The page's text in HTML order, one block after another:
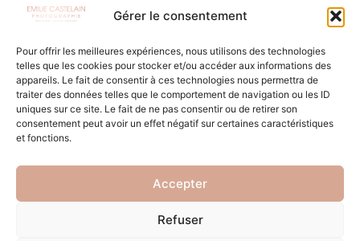
Gérer le consentement
Pour offrir les meilleures expériences, nous utilisons des technologies
telles que les cookies pour stocker et/ou accéder aux informations des
appareils. Le fait de consentir à ces technologies nous permettra de
traiter des données telles que le comportement de navigation ou les ID
uniques sur ce site. Le fait de ne pas consentir ou de retirer son
consentement peut avoir un effet négatif sur certaines caractéristiques
et fonctions.
Accepter
Refuser
Bébé
Portfolio
Famille
Blog
L’expérience
L’expérience
famille
Produits
d’art